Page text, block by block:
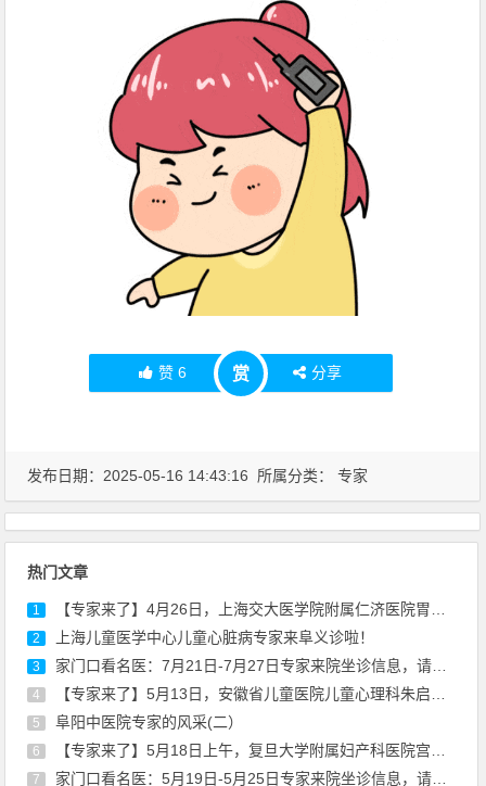
赞 6 赏 分享
发布日期：2025-05-16 14:43:16 所属分类：专家
热门文章
1 【专家来了】4月26日，上海交大医学院附属仁济医院胃肠外科专家陈建军来院坐诊
2 上海儿童医学中心儿童心脏病专家来阜义诊啦！
3 家门口看名医：7月21日-7月27日专家来院坐诊信息，请查收！
4 【专家来了】5月13日，安徽省儿童医院儿童心理科朱启东医生来院坐诊通知
5 阜阳中医院专家的风采(二）
6 【专家来了】5月18日上午，复旦大学附属妇产科医院宫颈疾病专家丰华来院坐诊通知
7 家门口看名医：5月19日-5月25日专家来院坐诊信息，请查收！